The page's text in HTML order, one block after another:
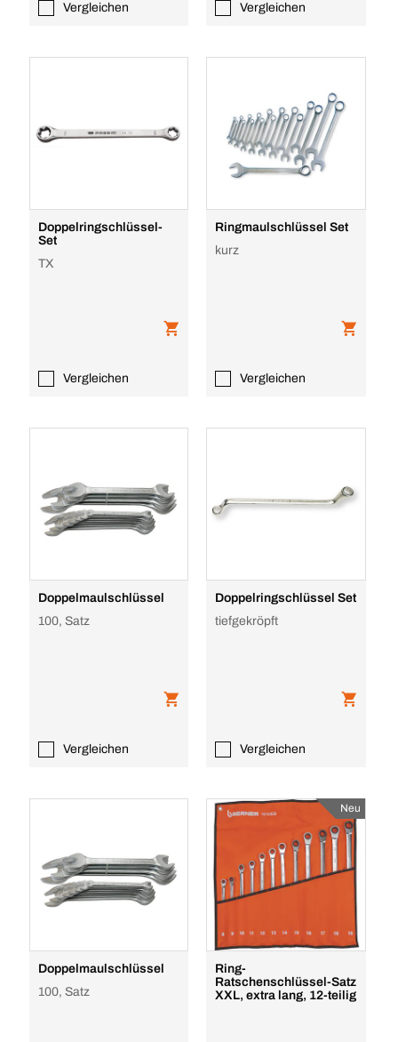
Vergleichen Vergleichen
Doppelringschlüssel-
Set
TX
Vergleichen
Ringmaulschlüssel Set
kurz
Vergleichen
Doppelmaulschlüssel
100, Satz
Vergleichen
Doppelringschlüssel Set
tiefgekröpft
Vergleichen
Doppelmaulschlüssel
100, Satz
Neu
Ring-
Ratschenschlüssel-Satz
XXL, extra lang, 12-teilig